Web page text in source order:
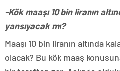
-Kök maaşı 10 bin liranın
yansıyacak mı?
Maaşı 10 bin liranın altında
olacak? Bu kök maaş